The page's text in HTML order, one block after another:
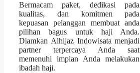
Bermacam paket, dedikasi pada
kualitas, dan komitmen pada
kepuasan pelanggan membuat anda
pilihan bagus untuk haji Anda.
Diamkan Alhijaz Indowisata menjadi
partner terpercaya Anda saat
memenuhi impian Anda melakukan
ibadah haji.